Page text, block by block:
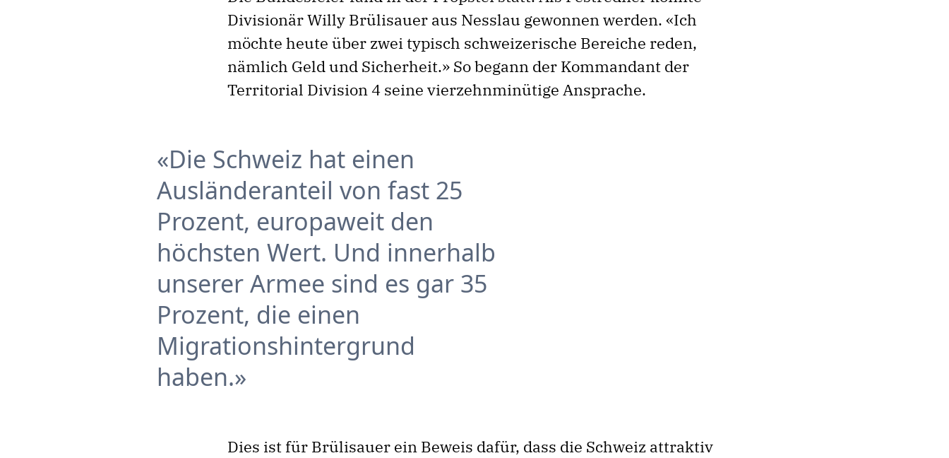
Divisionär Willy Brü­lisauer aus Nesslau gewonnen werden. «Ich
möchte heute über zwei typisch schweizerische Bereiche reden,
nämlich Geld und Sicherheit.» So begann der Kommandant der
Territorial Division 4 seine vierzehnminütige Ansprache.
Die Schweiz hat einen
Ausländeranteil von fast 25
Prozent, europaweit den
höchsten Wert. Und innerhalb
unserer Armee sind es gar 35
Prozent, die einen
Migrationshintergrund
haben.
Dies ist für Brülisauer ein Beweis dafür, dass die Schweiz attraktiv